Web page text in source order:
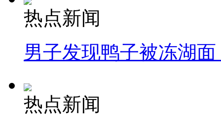
热点新闻
男子发现鸭子被冻湖
热点新闻